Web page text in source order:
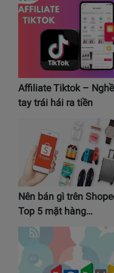
Affiliate Tiktok – Nghề
tay trái hái ra tiền
Nên bán gì trên
Top 5 mặt hàng…